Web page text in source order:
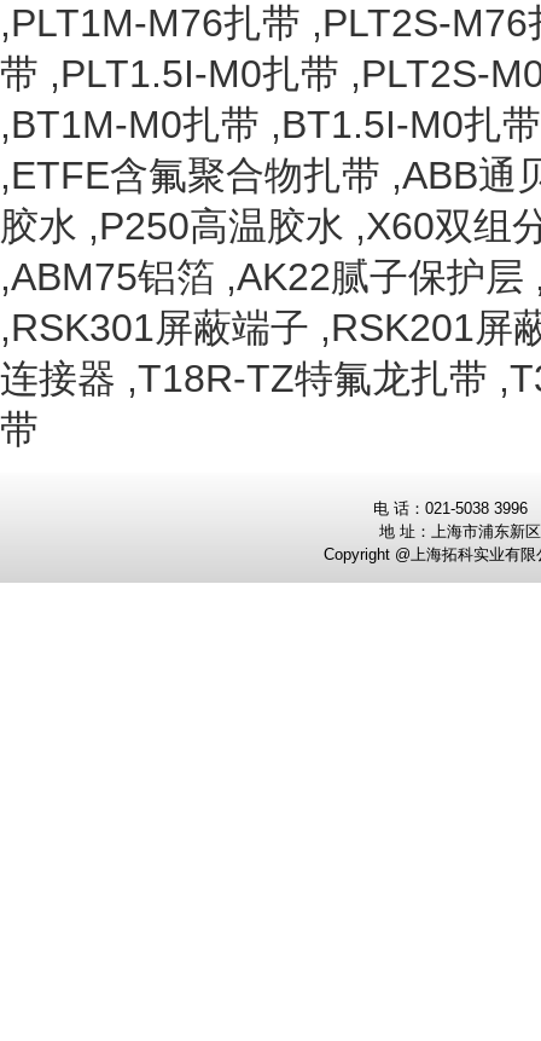
,PLT1M-M76扎带 ,PLT2S-M76
带 ,PLT1.5I-M0扎带 ,PLT2S-
,BT1M-M0扎带 ,BT1.5I-M0扎带
,ETFE含氟聚合物扎带 ,ABB通
胶水 ,P250高温胶水 ,X60双组
,ABM75铝箔 ,AK22腻子保护层
,RSK301屏蔽端子 ,RSK201屏
连接器 ,T18R-TZ特氟龙扎带 ,
带
电 话：021-5038 3996
地 址： 上海市浦东新
Copyright @上海拓科实业有